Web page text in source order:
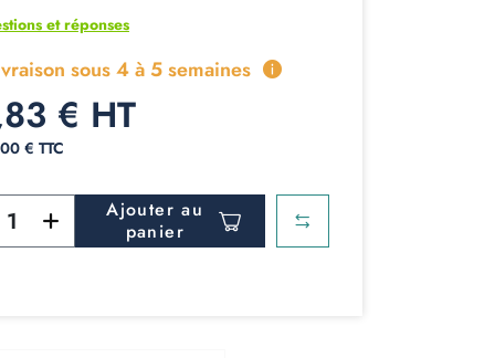
et réponses
sous 4 à 5 semaines
€ HT
€ TTC
Ajouter au
panier